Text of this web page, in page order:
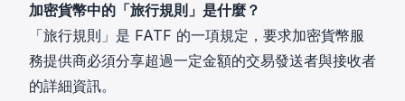
加密貨幣中的「旅行規則」是什麼？
「旅行規則」是 FATF 的一項規定，要求加密貨幣服
務提供商必須分享超過一定金額的交易發送者與接收者
的詳細資訊。